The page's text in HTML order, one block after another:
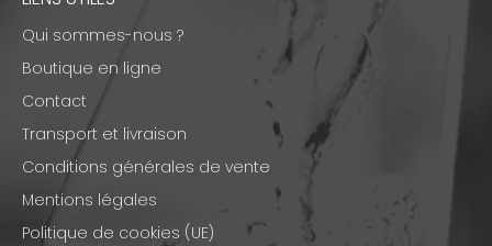
Qui sommes-nous ?
Boutique en ligne
Contact
Transport et livraison
Conditions générales de vente
Mentions légales
Politique de cookies (UE)